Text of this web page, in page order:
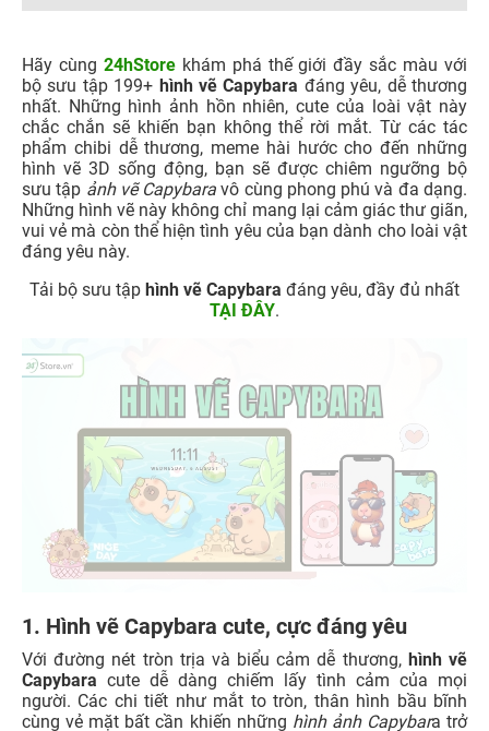
Hãy cùng 24hStorekhám phá thế giới đầy sắc màu với
bộ sưu tập 199+ hình vẽ Capybara đáng yêu, dễ thương
nhất. Những hình ảnh hồn nhiên, cute của loài vật này
chắc chắn sẽ khiến bạn không thể rời mắt. Từ các tác
phẩm chibi dễ thương, meme hài hước cho đến những
hình vẽ 3D sống động, bạn sẽ được chiêm ngưỡng bộ
sưu tập ảnh vẽ Capybaravô cùng phong phú và đa dạng.
Những hình vẽ này không chỉ mang lại cảm giác thư giãn,
vui vẻ mà còn thể hiện tình yêu của bạn dành cho loài vật
đáng yêu này.
Tải bộ sưu tập hình vẽ Capybara đáng yêu, đầy đủ nhất
TẠI ĐÂY.
1. Hình vẽ Capybara cute, cực đáng yêu
Với đường nét tròn trịa và biểu cảm dễ thương, hình vẽ
Capybara cute dễ dàng chiếm lấy tình cảm của mọi
người. Các chi tiết như mắt to tròn, thân hình bầu bĩnh
cùng vẻ mặt bất cần khiến những hình ảnh Capybara trở